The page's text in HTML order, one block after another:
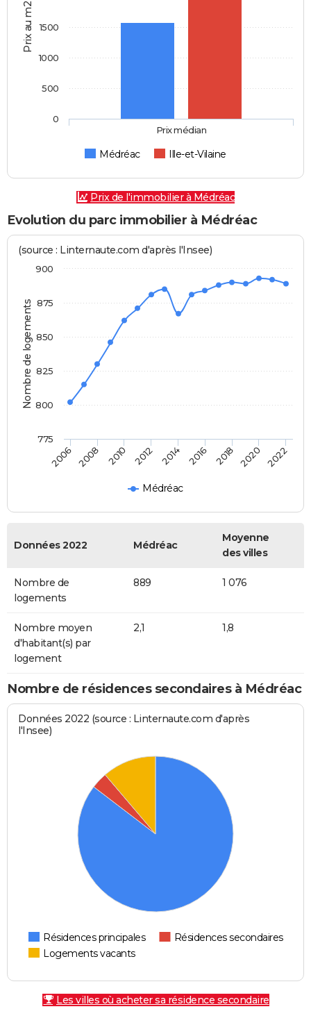
Prix au m2
Médréac Ille-et-Vilaine
Prix médian
0
500
1000
1500
Prix de l'immobilier à Médréac
Evolution du parc immobilier à Médréac
Nombre de logements
(source : Linternaute.com d'après l'Insee)
Médréac
2006 2008 2010 2012 2014 2016 2018 2020 2022
775
800
825
850
875
900
Données 2022 Médréac
Moyenne
des villes
Nombre de
logements
889 1 076
Nombre moyen
d'habitant(s) par
logement
2,1 1,8
Nombre de résidences secondaires à Médréac
Données 2022 (source : Linternaute.com d'après
l'Insee)
Résidences principales
Résidences secondaires
Logements vacants
Les villes où acheter sa résidence secondaire